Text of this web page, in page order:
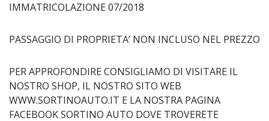
IMMATRICOLAZIONE 07/2018
PASSAGGIO DI PROPRIETA’ NON INCLUSO NEL PREZZO
PER APPROFONDIRE CONSIGLIAMO DI VISITARE IL
NOSTRO SHOP, IL NOSTRO SITO WEB
WWW.SORTINOAUTO.IT E LA NOSTRA PAGINA
FACEBOOK SORTINO AUTO DOVE TROVERETE